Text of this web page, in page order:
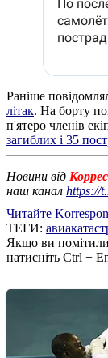
Раніше
літак. На борту
п'ятеро членів
загиблих і 35
Новини від
наш канал https://
Читайте
ТЕГИ:
Якщо ви помітили
натисніть Ctrl +